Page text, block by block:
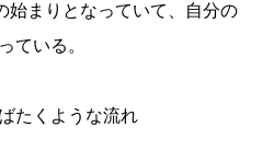
始まりとなっていて、自分の
ている。
たくような流れ